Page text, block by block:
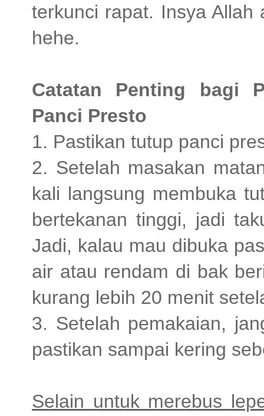
terkunci rapat. Insya
hehe.
Catatan Penting bagi
Panci Presto
1. Pastikan tutup panci
2. Setelah masakan
kali langsung membuka
bertekanan tinggi, jadi
Jadi, kalau mau dibuka
air atau rendam di bak
kurang lebih 20 menit
3. Setelah pemakaian,
pastikan sampai kering
Selain untuk merebus